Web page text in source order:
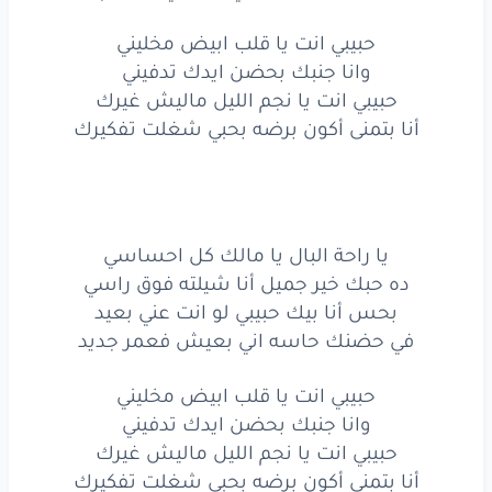
حتى في
الاحلام
ماليش غيرك
بيملىعليا أيامي
يا روحقلبي
يا ضحكةيا فرحة الايام
حتىفيالاحلام
حبيبيانت
حبيبي انت يا قلب ابيض مخليني
وانا جنبك بحضن ايدك تدفيني
حبيبي انت يا نجم الليل ماليش غيرك
أنا بتمنى أكون برضه بحبي شغلت تفكيرك
يا راحة البال يا مالك كل احساسي
ده حبك خير جميل أنا شيلته فوق راسي
بحس أنا بيك حبيبي لو انت عني بعيد
في حضنك حاسه اني بعيش فعمر جديد
حبيبي انت يا قلب ابيض مخليني
وانا جنبك بحضن ايدك تدفيني
حبيبي انت يا نجم الليل ماليش غيرك
أنا بتمنى أكون برضه بحبي شغلت تفكيرك